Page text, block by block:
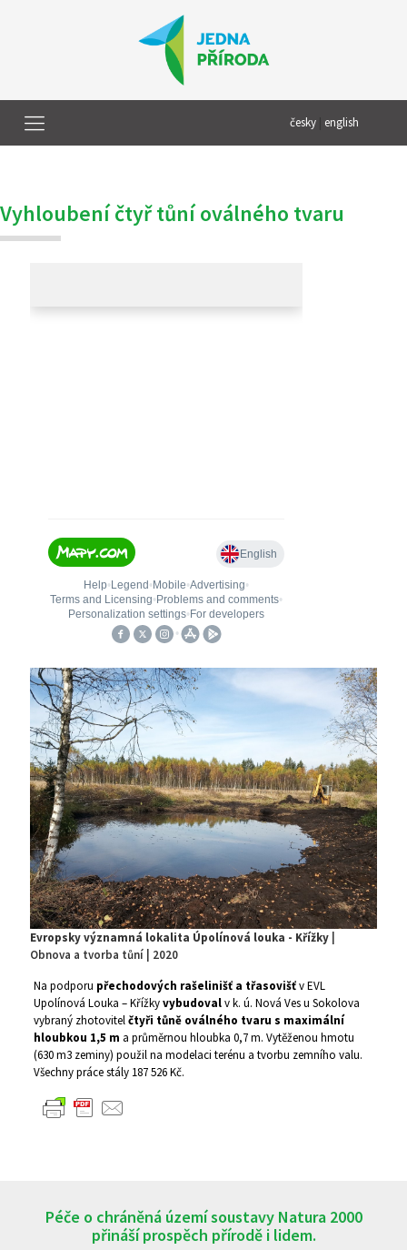
česky english
Vyhloubení čtyř tůní oválného tvaru
Evropsky významná lokalita Úpolínová louka - Křížky
Obnova a tvorba tůní | 2020
Na podporu přechodových rašelinišť a třasovišťv EVL
Upolínová Louka – Křížkyvybudovalv k. ú. Nová Ves u Sokolova
vybraný zhotovitelčtyři tůně oválného tvaru s maximální
hloubkou 1,5 m a průměrnou hloubka 0,7 m. Vytěženou hmotu
(630 m3 zeminy) použil na modelaci terénu a tvorbu zemního valu.
Všechny práce stály 187 526 Kč.
Péče o chráněná území soustavy Natura 2000
přináší prospěch přírodě i lidem.